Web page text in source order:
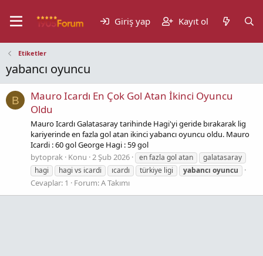
Giriş yap Kayıt ol
Etiketler
yabancı oyuncu
B
Mauro Icardı En Çok Gol Atan İkinci Oyuncu
Oldu
Mauro Icardı Galatasaray tarihinde Hagi'yi geride bırakarak lig
kariyerinde en fazla gol atan ikinci yabancı oyuncu oldu. Mauro
Icardi : 60 gol George Hagi : 59 gol
bytoprak Konu 2 Şub 2026 en fazla gol atan
galatasaray
hagi
hagi vs icardi ıcardı türkiye ligi yabancı oyuncu
Cevaplar: 1 Forum:A Takımı